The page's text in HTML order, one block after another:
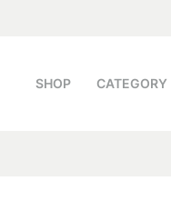
SHOP CATEGORY